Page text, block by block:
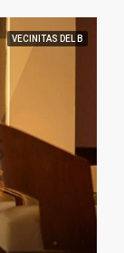
VECINITAS DEL B